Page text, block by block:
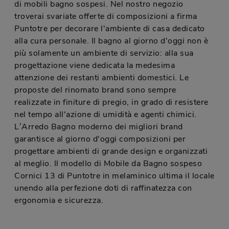
di mobili bagno sospesi. Nel nostro negozio
troverai svariate offerte di composizioni a firma
Puntotre per decorare l'ambiente di casa dedicato
alla cura personale. Il bagno al giorno d'oggi non è
più solamente un ambiente di servizio: alla sua
progettazione viene dedicata la medesima
attenzione dei restanti ambienti domestici. Le
proposte del rinomato brand sono sempre
realizzate in finiture di pregio, in grado di resistere
nel tempo all'azione di umidità e agenti chimici.
L’Arredo Bagno moderno dei migliori brand
garantisce al giorno d'oggi composizioni per
progettare ambienti di grande design e organizzati
al meglio. Il modello di Mobile da Bagno sospeso
Cornici 13 di Puntotre in melaminico ultima il locale
unendo alla perfezione doti di raffinatezza con
ergonomia e sicurezza.